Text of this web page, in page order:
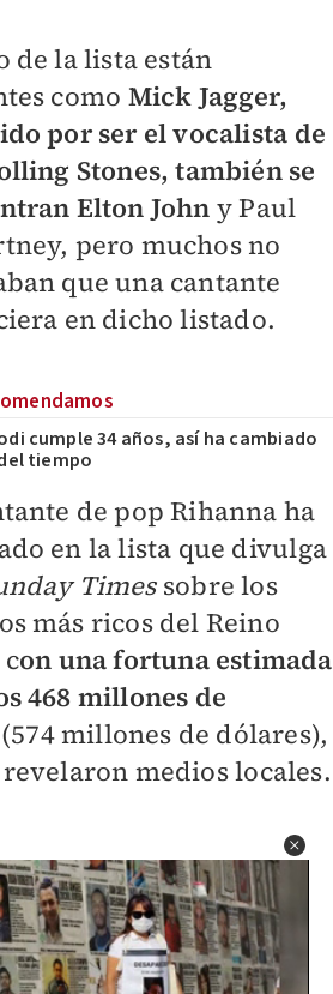
de la lista están
como Mick Jagger,
por ser el vocalista de
Stones, también se
Elton Johny Paul
pero muchos no
que una cantante
en dicho listado.
cumple 34 años, así ha cambiado
tiempo
de pop Rihanna ha
en la lista que divulga
Timessobre los
más ricos del Reino
on una fortuna estimada
468 millones de
millones de dólares),
revelaron medios locales.